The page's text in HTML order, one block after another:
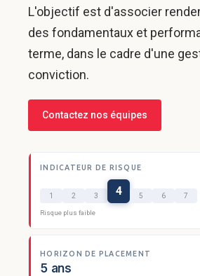
L'objectif est d'associer
des fondamentaux et
terme, dans le cadre d'une
conviction.
Contactez nos équipes
INDICATEUR DE RISQUE
1 2 3 4 5 6 7
Risque plus faible
HORIZON DE PLACEMENT
5 ans